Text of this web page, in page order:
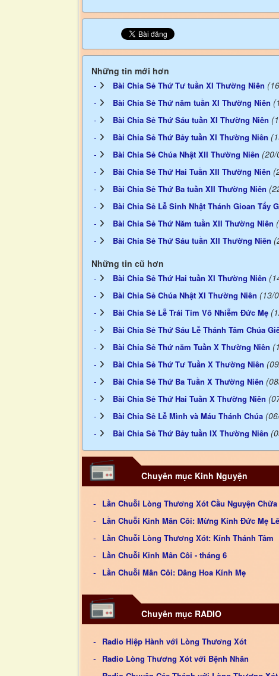
Những tin mới hơn
Bài Chia Sẻ Thứ Tư tuần XI Thường Niên
Bài Chia Sẻ Thứ năm tuần XI Thường Niên
Bài Chia Sẻ Thứ Sáu tuần XI Thường Niên
Bài Chia Sẻ Thứ Bảy tuần XI Thường Niên
Bài Chia Sẻ Chúa Nhật XII Thường Niên (20/
Bài Chia Sẻ Thứ Hai Tuần XII Thường Niên
Bài Chia Sẻ Thứ Ba tuần XII Thường Niên
Bài Chia Sẻ Lễ Sinh Nhật Thánh Gioan Tẩy
Bài Chia Sẻ Thứ Năm tuần XII Thường Niên
Bài Chia Sẻ Thứ Sáu tuần XII Thường Niên
Những tin cũ hơn
Bài Chia Sẻ Thứ Hai tuần XI Thường Niên
Bài Chia Sẻ Chúa Nhật XI Thường Niên (13/
Bài Chia Sẻ Lễ Trái Tim Vô Nhiễm Đức Mẹ
Bài Chia Sẻ Thứ Sáu Lễ Thánh Tâm Chúa
Bài Chia Sẻ Thứ năm Tuần X Thường Niên
Bài Chia Sẻ Thứ Tư Tuần X Thường Niên
Bài Chia Sẻ Thứ Ba Tuần X Thường Niên
Bài Chia Sẻ Thứ Hai Tuần X Thường Niên
Bài Chia Sẻ Lễ Mình và Máu Thánh Chúa
Bài Chia Sẻ Thứ Bảy tuần IX Thường Niên
Chuyên mục Kinh Nguyện
Lần Chuỗi Lòng Thương Xót Cầu Nguyện Chữa
Lần Chuỗi Kinh Mân Côi: Mừng Kính Đức Mẹ
Lần Chuỗi Lòng Thương Xót: Kính Thánh Tâm
Lần Chuỗi Kinh Mân Côi - tháng 6
Lần Chuỗi Mân Côi: Dâng Hoa Kính Mẹ
Chuyên mục RADIO
Radio Hiệp Hành với Lòng Thương Xót
Radio Lòng Thương Xót với Bệnh Nhân